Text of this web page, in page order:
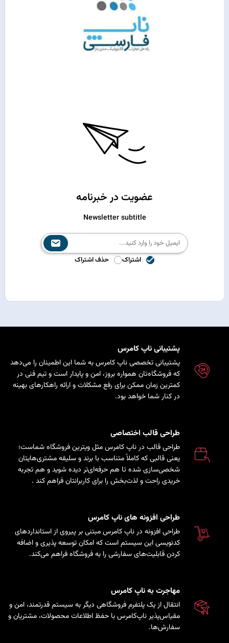
عضویت در خبرنامه
Newsletter subtitle
اشتراک حذف اشتراک
پشتیبانی ناپ کامرس
پشتیبانی تخصصی ناپ کامرس به شما این اطمینان را می‌دهد
که فروشگاه‌تان همواره بروز، امن و پایدار است و تیم فنی در
کمترین زمان ممکن برای رفع مشکلات و ارائه راهکارهای بهینه
در کنار شما خواهد بود.
طراحی قالب اختصاصی
طراحی قالب در ناپ کامرس مثل ویترین فروشگاه شماست؛
یعنی قالبی که کاملاً متناسب با برند و سلیقه مشتری‌هایتان
شخصی‌سازی شده تا هم حرفه‌ای‌تر دیده شوید و هم تجربه
خریدی راحت و لذت‌بخش را برای کاربرانتان فراهم کند .
طراحی افزونه های ناپ کامرس
طراحی افزونه در ناپ کامرس مبتنی بر پیروی از استانداردهای
کدنویسی این سیستم است که امکان توسعه پذیری و اضافه
کردن قابلیت‌های سفارشی را به فروشگاه فراهم می‌کند.
مهاجرت به ناپ کامرس
انتقال از یک پلتفرم فروشگاهی دیگر به سیستم قدرتمند، امن و
مقیاس‌پذیر ناپ‌کامرس با حفظ اطلاعات محصولات، مشتریان و
سفارش‌ها.